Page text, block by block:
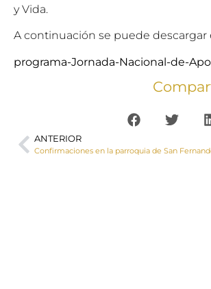
y Vida.
A continuación se puede descargar
programa-Jornada-Nacional-de-
ANTERIOR